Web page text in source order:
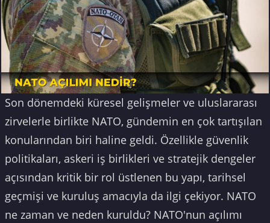
Son dönemdeki küresel gelişmeler ve uluslararası
zirvelerle birlikte NATO, gündemin en çok tartışılan
konularından biri haline geldi. Özellikle güvenlik
politikaları, askeri iş birlikleri ve stratejik dengeler
açısından kritik bir rol üstlenen bu yapı, tarihsel
geçmişi ve kuruluş amacıyla da ilgi çekiyor. NATO
ne zaman ve neden kuruldu? NATO'nun açılımı